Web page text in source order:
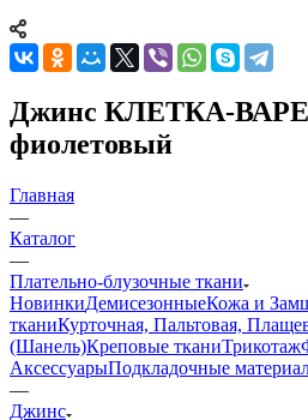
Джинс КЛЕТКА-
фиолетовый
Главная
—
Каталог
—
Плательно-блузочные ткани
НовинкиДемисезонныеКожа и
тканиКурточная, Пальтовая,
(Шанель)Креповые тканиТрикотаж
АксессуарыПодкладочные
—
Джинс